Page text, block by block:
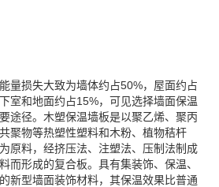
量损失大致为墙体约占50%，屋面约占
室和地面约占15%，可见选择墙面保温
途径。木塑保温墙板是以聚乙烯、聚丙
聚物等热塑性塑料和木粉、植物秸杆
原料，经挤压法、注塑法、压制法制成
而形成的复合板。具有集装饰、保温、
新型墙面装饰材料，其保温效果比普通